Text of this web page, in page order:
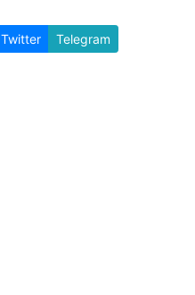
Twitter Telegram